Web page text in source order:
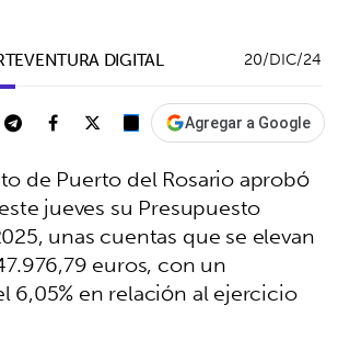
DIGITAL 20/DIC/24
Agregar a Google
de Puerto del Rosario aprobó
jueves su Presupuesto
unas cuentas que se elevan
euros, con un
6,05% en relación al ejercicio